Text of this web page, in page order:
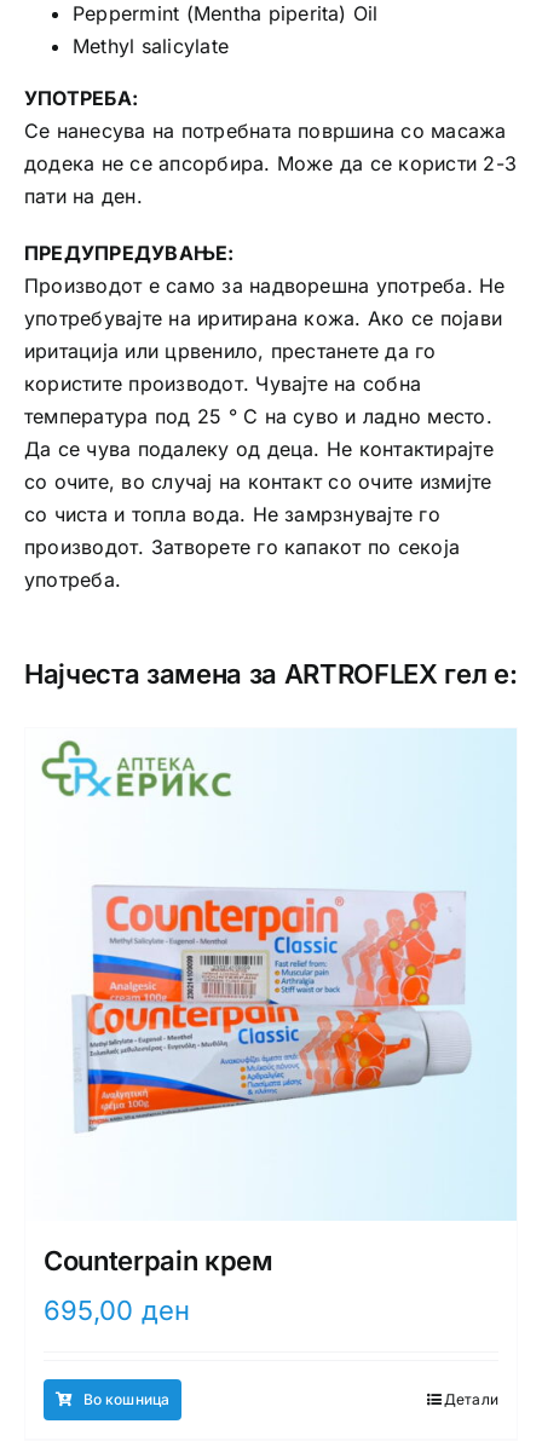
Peppermint (Mentha piperita) Oil
Methyl salicylate
УПОТРЕБА:
Се нанесува на потребната површина со масажа
додека не се апсорбира. Може да се користи 2-3
пати на ден.
ПРЕДУПРЕДУВАЊЕ:
Производот е само за надворешна употреба. Не
употребувајте на иритирана кожа. Ако се појави
иритација или црвенило, престанете да го
користите производот. Чувајте на собна
температура под 25 ° C на суво и ладно место.
Да се чува подалеку од деца. Не контактирајте
со очите, во случај на контакт со очите измијте
со чиста и топла вода. Не замрзнувајте го
производот. Затворете го капакот по секоја
употреба.
Најчеста замена за ARTROFLEX гел е:
Counterpain крем
695,00 ден
Во кошница Детали